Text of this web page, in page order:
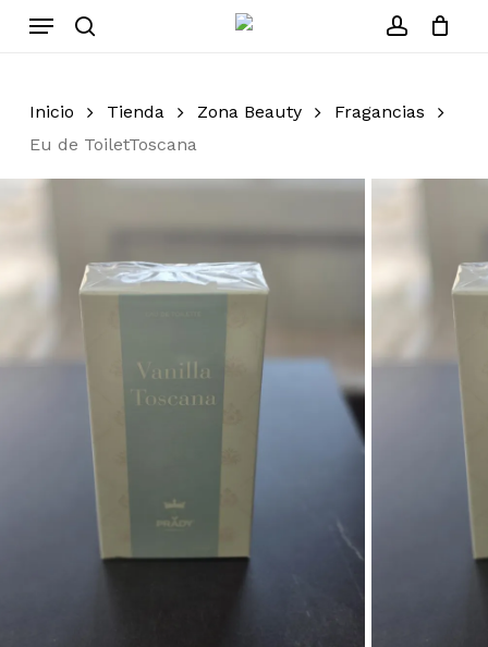
Menu
Inicio Tienda Zona Beauty
Fragancias
Eu de ToiletToscana